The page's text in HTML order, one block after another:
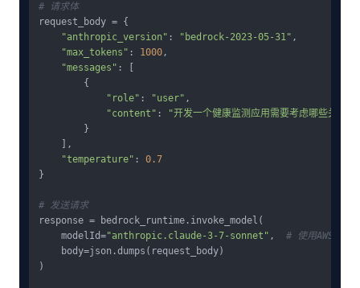
# 请求体
request_body = {
"anthropic_version" : "bedrock-2023-05-31" ,
"max_tokens" : 1000,
"messages" : [
        {
"role" : "user" ,
"content" :
"开发一个健康监测应用需要考虑哪些关键
        }
    ],
"temperature" : 0.7
}
# 发送请求
response = bedrock_runtime.invoke_model(
    modelId=
"anthropic.claude-3-7-sonnet" , # 使用AWS
    body=json.dumps(request_body)
)